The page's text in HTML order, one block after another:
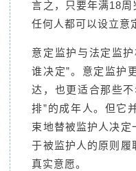
言之，只要年满18周
任何人都可以设立意
意定监护与法定监
谁决定”。意定监护
达，也更适合那些
排”的成年人。但它
束地替被监护人决定
于被监护人的原则履
真实意愿。